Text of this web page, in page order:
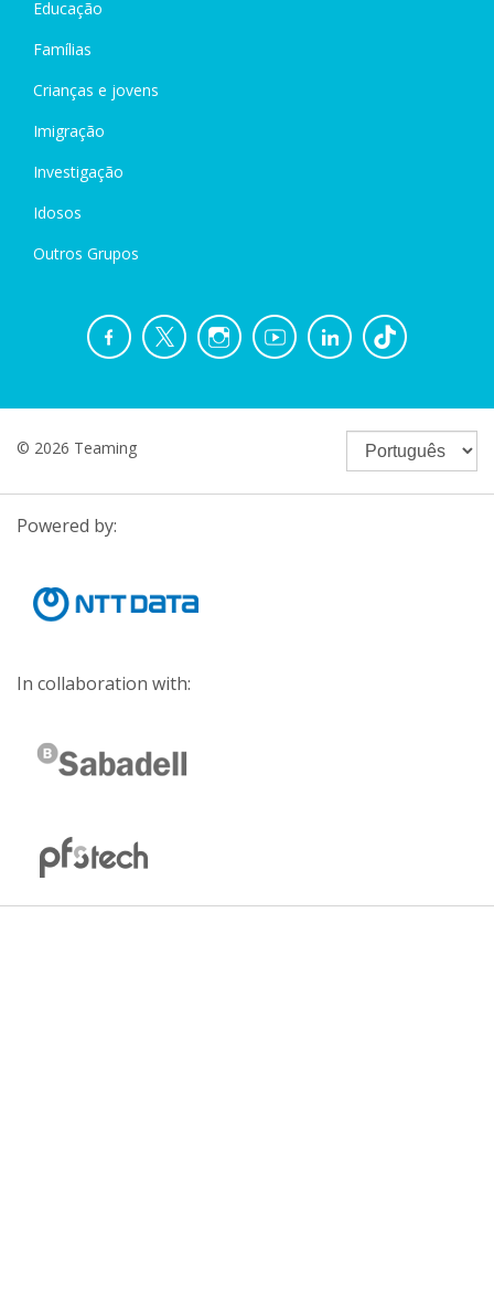
Educação
Famílias
Crianças e jovens
Imigração
Investigação
Idosos
Outros Grupos
© 2026 Teaming
Powered by:
In collaboration with: